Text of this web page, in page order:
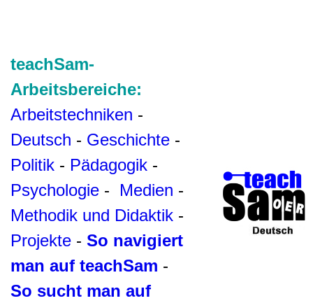
teachSam-
Arbeitsbereiche:
Arbeitstechniken -
Deutsch - Geschichte -
Politik - Pädagogik -
Psychologie - Medien -
Methodik und Didaktik -
Projekte - So navigiert
man auf teachSam -
So sucht man auf